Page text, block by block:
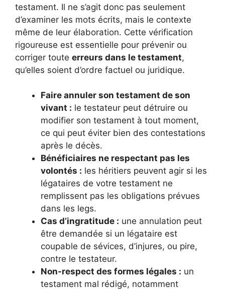
testament. Il ne s’agit donc pas seulement
d’examiner les mots écrits, mais le contexte
même de leur élaboration. Cette vérification
rigoureuse est essentielle pour prévenir ou
corriger toute erreurs dans le testament,
qu’elles soient d’ordre factuel ou juridique.
Faire annuler son testament de son
vivant : le testateur peut détruire ou
modifier son testament à tout moment,
ce qui peut éviter bien des contestations
après le décès.
Bénéficiaires ne respectant pas les
volontés : les héritiers peuvent agir si les
légataires de votre testament ne
remplissent pas les obligations prévues
dans les legs.
Cas d’ingratitude : une annulation peut
être demandée si un légataire est
coupable de sévices, d’injures, ou pire,
contre le testateur.
Non-respect des formes légales : un
testament mal rédigé, notamment